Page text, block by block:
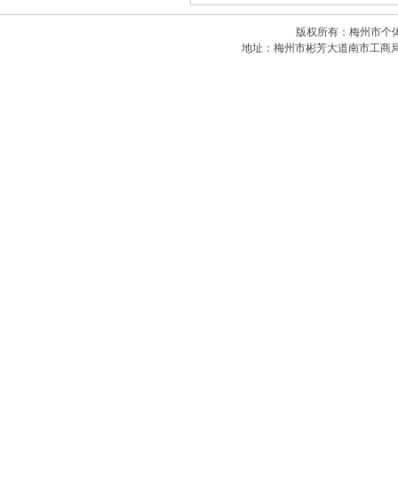
版权所有：梅州市
地址：梅州市彬芳大道南市工商